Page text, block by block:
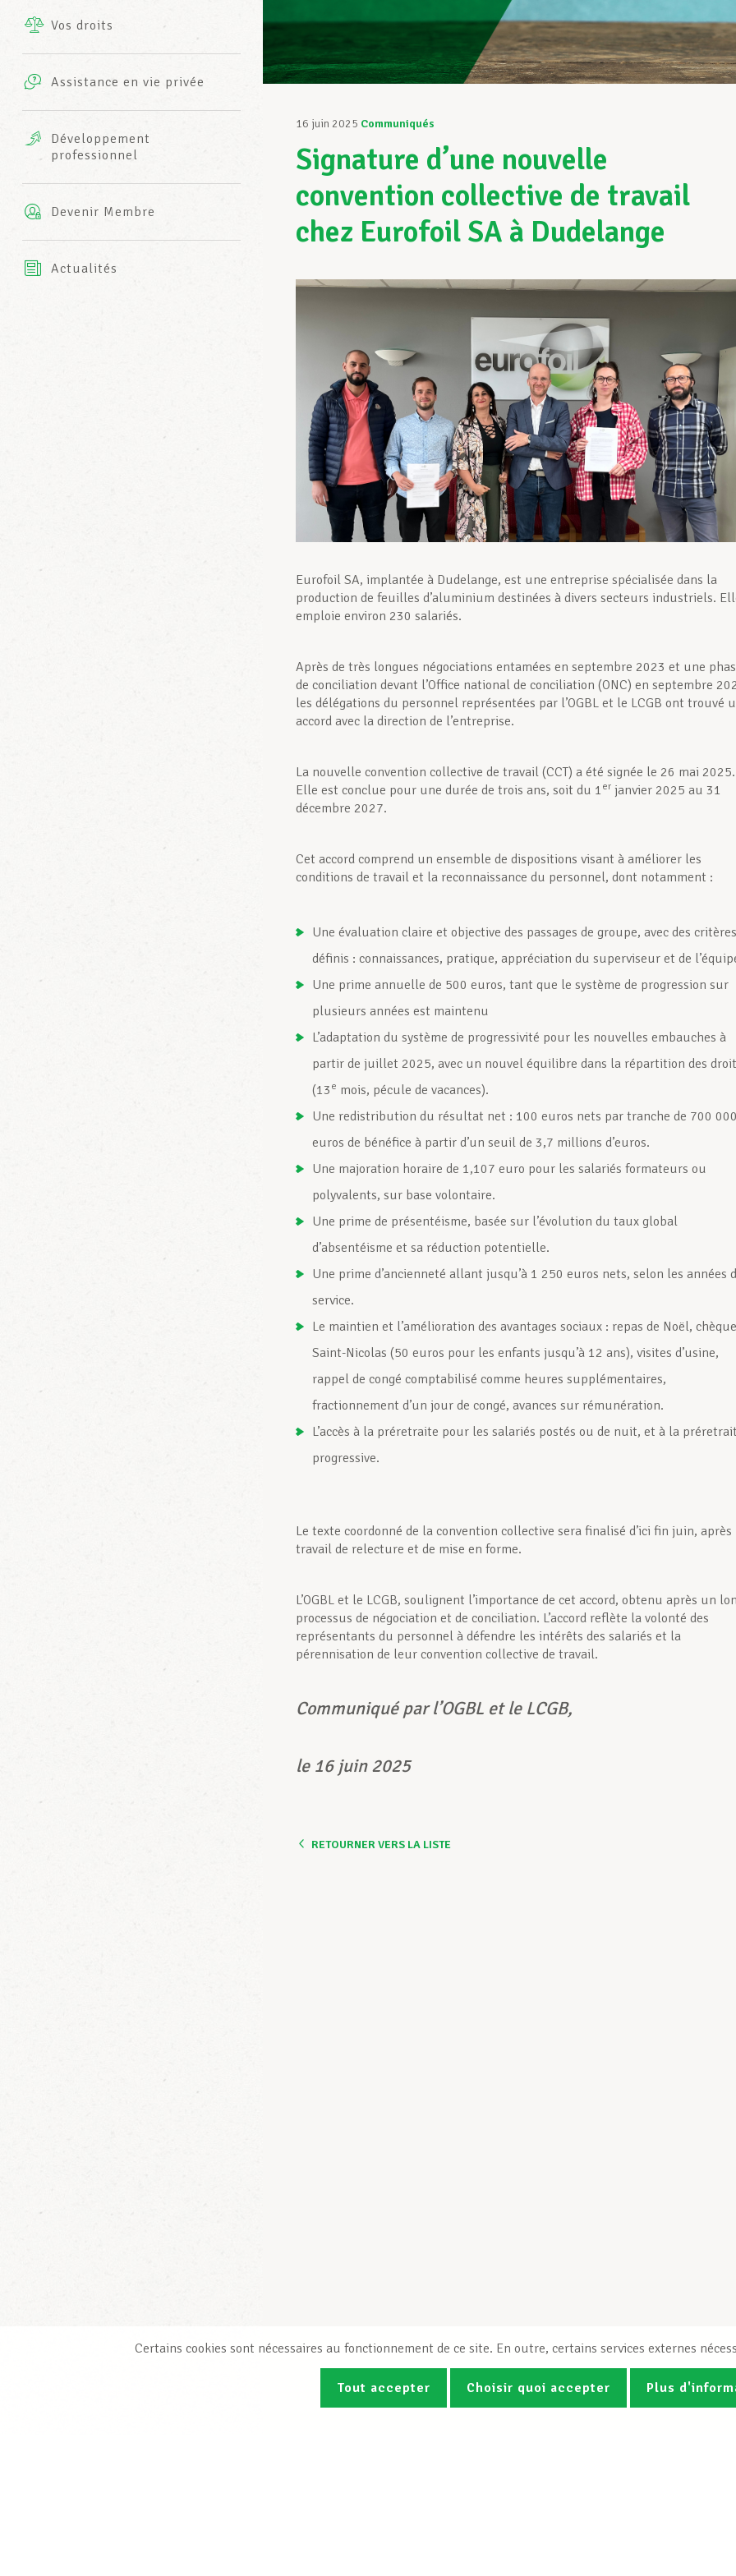
INFO-CENTER
Vos droits
Assistance en vie privée
complémentaires
AXA
Développement
professionnel
Devenir Membre
Actualités
16 juin 2025 Communiqués
Signature d’une nouvelle
convention collective de travail
chez Eurofoil SA à Dudelange
Eurofoil SA, implantée à Dudelange, est une entreprise spécialisée dans la
production de feuilles d’aluminium destinées à divers secteurs industriels.
emploie environ 230 salariés.
Après de très longues négociations entamées en septembre 2023 et une
de conciliation devant l’Office national de conciliation (ONC) en septembre
les délégations du personnel représentées par l’OGBL et le LCGB ont trouvé
accord avec la direction de l’entreprise.
La nouvelle convention collective de travail (CCT) a été signée le 26 mai 2025.
Elle est conclue pour une durée de trois ans, soit du 1 er janvier 2025 au 31
décembre 2027.
Cet accord comprend un ensemble de dispositions visant à améliorer les
conditions de travail et la reconnaissance du personnel, dont notamment :
Une évaluation claire et objective des passages de groupe, avec des critères
définis : connaissances, pratique, appréciation du superviseur et de
Une prime annuelle de 500 euros, tant que le système de progression sur
plusieurs années est maintenu
L’adaptation du système de progressivité pour les nouvelles embauches à
partir de juillet 2025, avec un nouvel équilibre dans la répartition des
(13 e mois, pécule de vacances).
Une redistribution du résultat net : 100 euros nets par tranche de 700 000
euros de bénéfice à partir d’un seuil de 3,7 millions d’euros.
Une majoration horaire de 1,107 euro pour les salariés formateurs ou
polyvalents, sur base volontaire.
Une prime de présentéisme, basée sur l’évolution du taux global
d’absentéisme et sa réduction potentielle.
Une prime d’ancienneté allant jusqu’à 1 250 euros nets, selon les années
service.
Le maintien et l’amélioration des avantages sociaux : repas de Noël,
Saint-Nicolas (50 euros pour les enfants jusqu’à 12 ans), visites d’usine,
rappel de congé comptabilisé comme heures supplémentaires,
fractionnement d’un jour de congé, avances sur rémunération.
L’accès à la préretraite pour les salariés postés ou de nuit, et à la
progressive.
Le texte coordonné de la convention collective sera finalisé d’ici fin juin, après
travail de relecture et de mise en forme.
L’OGBL et le LCGB, soulignent l’importance de cet accord, obtenu après un
processus de négociation et de conciliation. L’accord reflète la volonté des
représentants du personnel à défendre les intérêts des salariés et la
pérennisation de leur convention collective de travail.
Communiqué par l’OGBL et le LCGB,
le 16 juin 2025
RETOURNER VERS LA LISTE
Certains cookies sont nécessaires au fonctionnement de ce site. En outre, certains services externes
Tout accepter Choisir quoi accepter Plus